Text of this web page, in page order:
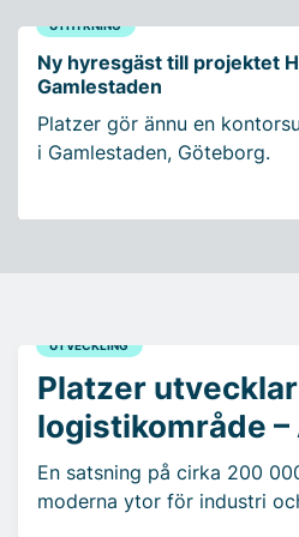
UTHYRNING
Ny hyresgäst till projektet
Gamlestaden
Platzer gör ännu en
i Gamlestaden, Göteborg.
UTVECKLING
Platzer
logistikområde –
En satsning på cirka 200
moderna ytor för industri